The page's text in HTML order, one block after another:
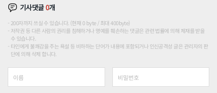
기사댓글0개
200자까지 쓰실 수 있습니다. (현재 0 byte / 최대 400byte)
저작권 등 다른 사람의 권리를 침해하거나 명예를 훼손하는 댓글은 관련 법률에 의해 제재를 받을
수 있습니다.
타인에게 불쾌감을 주는 욕설 등 비하하는 단어가 내용에 포함되거나 인신공격성 글은 관리자의 판
단에 의해 삭제 합니다.